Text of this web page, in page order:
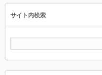
サイト内検索